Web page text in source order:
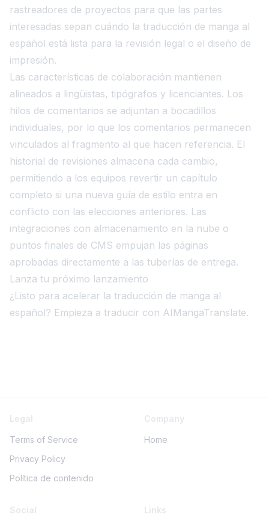
rastreadores de proyectos para que las partes
interesadas sepan cuándo la traducción de manga al
español está lista para la revisión legal o el diseño de
impresión.
Las características de colaboración mantienen
alineados a lingüistas, tipógrafos y licenciantes. Los
hilos de comentarios se adjuntan a bocadillos
individuales, por lo que los comentarios permanecen
vinculados al fragmento al que hacen referencia. El
historial de revisiones almacena cada cambio,
permitiendo a los equipos revertir un capítulo
completo si una nueva guía de estilo entra en
conflicto con las elecciones anteriores. Las
integraciones con almacenamiento en la nube o
puntos finales de CMS empujan las páginas
aprobadas directamente a las tuberías de entrega.
Lanza tu próximo lanzamiento
¿Listo para acelerar la traducción de manga al
español? Empieza a traducir con AIMangaTranslate.
Legal
Terms of Service
Privacy Policy
Política de contenido
Company
Home
Social Links